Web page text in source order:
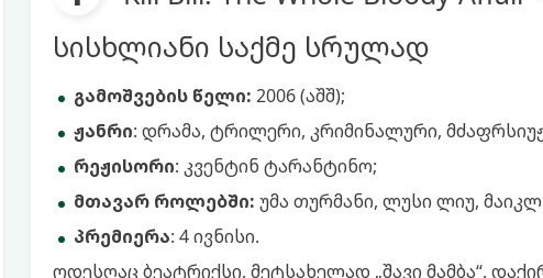
სისხლიანი საქმე სრულად
გამოშვების წელი: 2006 (აშშ);
ჟანრი: დრამა, ტრილერი, კრიმინალური,
რეჟისორი: კვენტინ ტარანტინო;
მთავარ როლებში: უმა თურმანი, ლუსი ლიუ,
პრემიერა: 4 ივნისი.
ოდესღაც ბეატრიქსი, მეტსახელად „შავი მამბა“,